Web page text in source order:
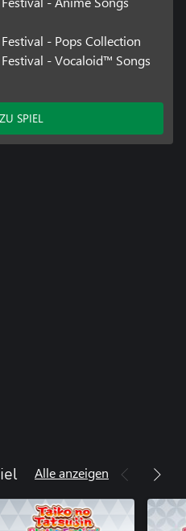
- Pops Collection
- Vocaloid™ Songs
SPIEL
Alle anzeigen